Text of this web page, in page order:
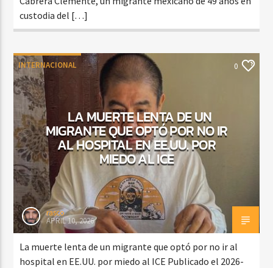
custodia del […]
INTERNACIONAL 0
LA MUERTE LENTA DE UN
MIGRANTE QUE OPTÓ POR NO IR
AL HOSPITAL EN EE.UU. POR
MIEDO AL ICE
rasco
APRIL 10, 2026
La muerte lenta de un migrante que optó por no ir al
hospital en EE.UU. por miedo al ICE Publicado el 2026-